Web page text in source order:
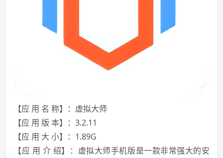
【应 用 名 称】：虚拟大师
【应 用 版 本】：3.2.11
【应 用 大 小】：1.89G
【应 用 介 绍】：虚拟大师手机版是一款非常强大的安